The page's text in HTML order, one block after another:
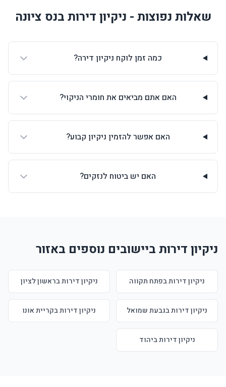
שאלות נפוצות - ניקיון דירות בנס ציונה
כמה זמן לוקח ניקיון דירה?
האם אתם מביאים את חומרי הניקוי?
האם אפשר להזמין ניקיון קבוע?
האם יש ביטוח לנזקים?
ניקיון דירות ביישובים נוספים באזור
ניקיון דירות בפתח תקווה ניקיון דירות בראשון לציון
ניקיון דירות בגבעת שמואל ניקיון דירות בקריית אונו
ניקיון דירות ביהוד